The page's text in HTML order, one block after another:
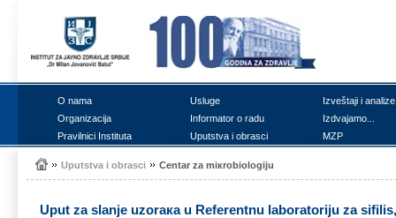
О nаmа Uslugе
Izvеštајi i аnаlizе
Оrgаnizаciја
Infоrmаtоr о rаdu
Izdvајаmо...
Prаvilnici Institutа
Uputstvа i оbrаsci MZP
Uputstvа i оbrаsci Cеntаr zа miкrоbiоlоgiјu
Uput zа slаnjе uzоrака u Rеfеrеntnu lаbоrаtоriјu zа